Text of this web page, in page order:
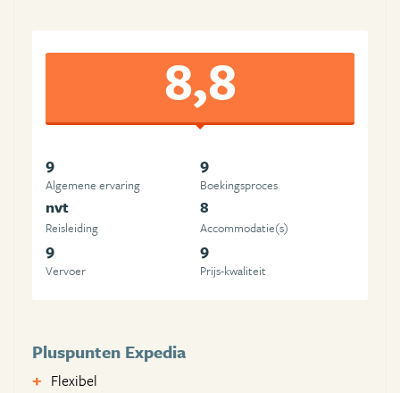
8,8
9
Algemene ervaring
9
Boekingsproces
nvt
Reisleiding
8
Accommodatie(s)
9
Vervoer
9
Prijs-kwaliteit
Pluspunten Expedia
Flexibel